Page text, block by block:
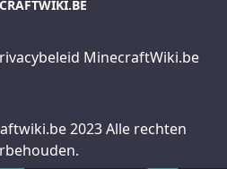
MinecraftWiki.be
2023 Alle rechten